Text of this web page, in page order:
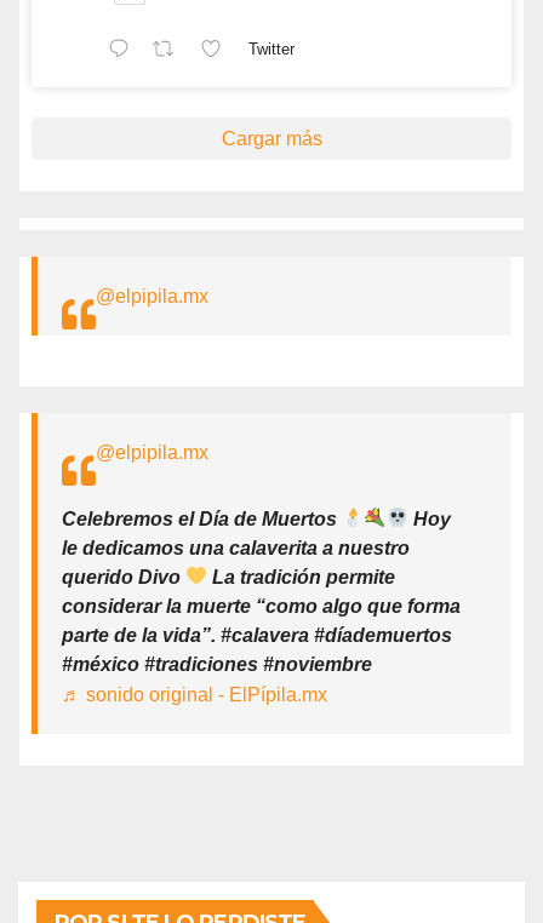
Twitter
Cargar más
@elpipila.mx
@elpipila.mx
Celebremos el Día de Muertos
Hoy
le dedicamos una calaverita a nuestro
querido Divo
La tradición permite
considerar la muerte “como algo que forma
parte de la vida”. #calavera #díademuertos
#méxico #tradiciones #noviembre
♬ sonido original - ElPípila.mx